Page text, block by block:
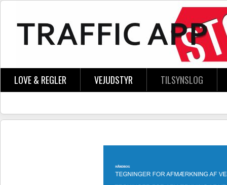
Skip to main content
LOVE & REGLER VEJUDSTYR TILSYNSLOG